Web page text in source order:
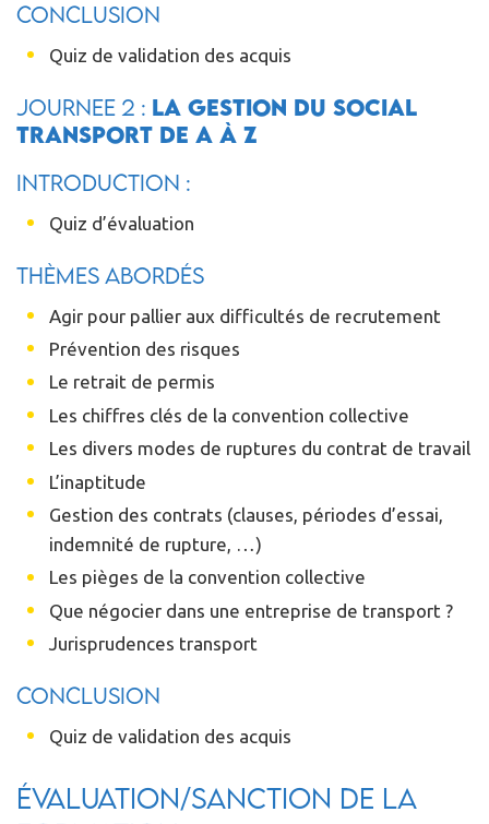
Conclusion
Quiz de validation des acquis
JOURNEE 2 : La gestion du social
transport de A à Z
Introduction :
Quiz d’évaluation
Thèmes abordés
Agir pour pallier aux difficultés de recrutement
Prévention des risques
Le retrait de permis
Les chiffres clés de la convention collective
Les divers modes de ruptures du contrat de travail
L’inaptitude
Gestion des contrats (clauses, périodes d’essai,
indemnité de rupture, …)
Les pièges de la convention collective
Que négocier dans une entreprise de transport ?
Jurisprudences transport
Conclusion
Quiz de validation des acquis
Évaluation/Sanction de la